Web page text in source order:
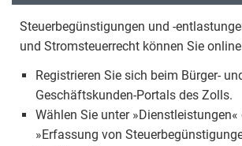
Steuerbegünstigungen und -
und Stromsteuerrecht können Sie
Registrieren Sie sich beim Bürger-
Geschäftskunden-Portals des Zolls.
Wählen Sie unter »Dienstleistungen«
»Erfassung von